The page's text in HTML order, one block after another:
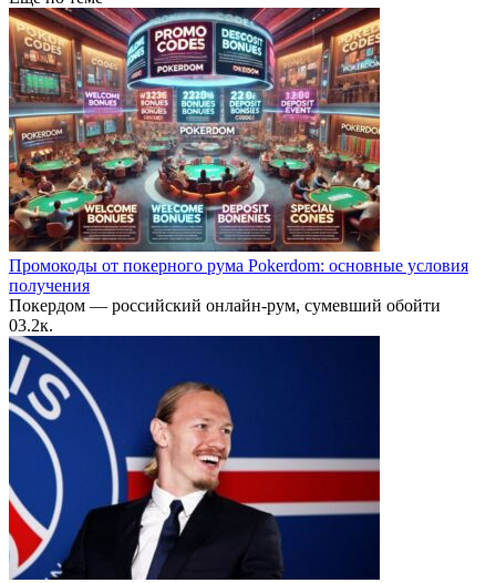
Промокоды от покерного рума Pokerdom: основные условия
получения
Покердом — российский онлайн-рум, сумевший обойти
03.2к.